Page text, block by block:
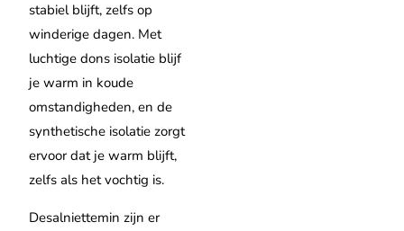
stabiel blijft, zelfs op
winderige dagen. Met
luchtige dons isolatie blijf
je warm in koude
omstandigheden, en de
synthetische isolatie zorgt
ervoor dat je warm blijft,
zelfs als het vochtig is.
Desalniettemin zijn er